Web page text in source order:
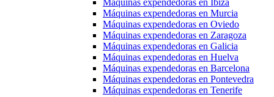
Máquinas expendedoras en Ibiza
Máquinas expendedoras en Murcia
Máquinas expendedoras en Oviedo
Máquinas expendedoras en Zaragoza
Máquinas expendedoras en Galicia
Máquinas expendedoras en Huelva
Máquinas expendedoras en Barcelona
Máquinas expendedoras en Pontevedra
Máquinas expendedoras en Tenerife